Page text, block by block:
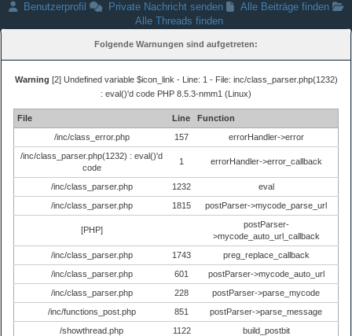
Benutzerprofil Private Nachricht senden
Alle Beiträge finden
Alle Threads finden
Folgende Warnungen sind aufgetreten:
Warning [2] Undefined variable $icon_link - Line: 1 - File: inc/class_parser.php(1232)
: eval()'d code PHP 8.5.3-nmm1 (Linux)
File Line
Function
/inc/class_error.php
157
errorHandler->error
/inc/class_parser.php(1232) : eval()'d
code
1 errorHandler->error_callback
/inc/class_parser.php 1232
eval
/inc/class_parser.php
1815 postParser->mycode_parse_url
[PHP]
postParser-
>mycode_auto_url_callback
/inc/class_parser.php
1743
preg_replace_callback
/inc/class_parser.php
601
postParser->mycode_auto_url
/inc/class_parser.php
228
postParser->parse_mycode
/inc/functions_post.php
851
postParser->parse_message
/showthread.php
1122 build_postbit